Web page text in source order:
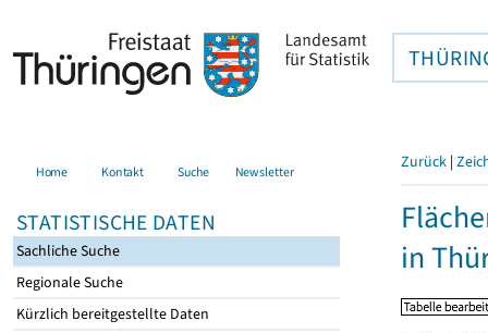
Home Kontakt Suche Newsletter
STATISTISCHE DATEN
Sachliche Suche
Regionale Suche
Kürzlich bereitgestellte Daten
Zurück |
in